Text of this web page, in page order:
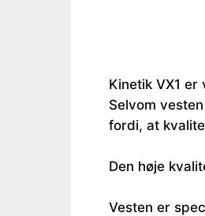
Kinetik VX1
Selvom
fordi, at
Den høje
Vesten er